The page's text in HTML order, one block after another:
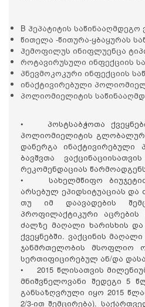
B ჰეპატიტის საწინააღმდეგო
წითელა -წითურა-ყბაყურას
ჰემოფილუს ინიფლუენცა
როტავირუსული ინფექციის
პნევმოკოკური ინფექციის
ინაქტივირებული
პოლიომიელიტის
• პოსტსაბჭოთა
პოლიომიელიტის
დანერგა
ბავშვთა
რეკომენდაციას
• სახელმწიფო ბიუჯეტით
არსებულ ეპიდსიტუაციას
თუ იმ დაავადების
პროფილაქტიკური
ძალზე მაღალი ხარისხის
ქვეყნებში. ვაქცინის
ჯანმრთელობის მსოფლიო
სერთიფიცირებულ ან/და
• 2015 წლისათვის
მნიშვნელოვანი შედეგი 5
განსაზღვრული იყო 2015
2/3-ით შემცირება).